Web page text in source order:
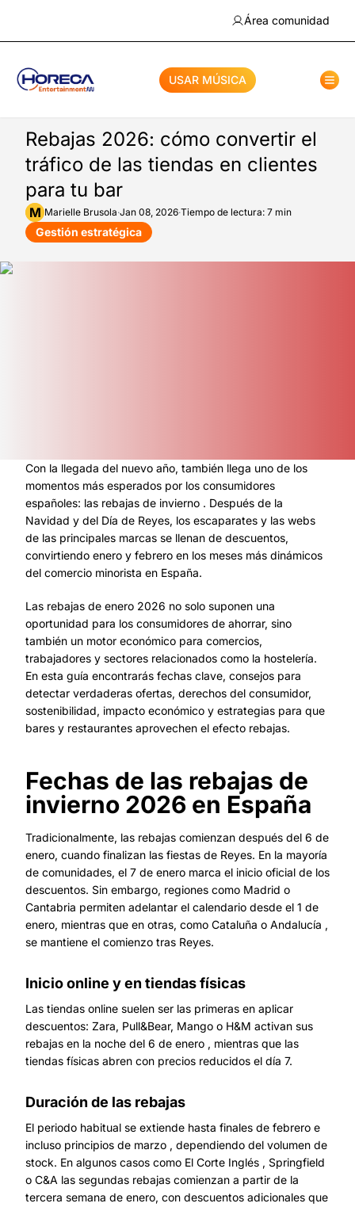
Área comunidad
USAR MÚSICA
Rebajas 2026: cómo convertir el
tráfico de las tiendas en clientes
para tu bar
M Marielle Brusola·Jan 08, 2026·Tiempo de lectura: 7 min
Gestión estratégica
Con la llegada del nuevo año, también llega uno de los
momentos más esperados por los consumidores
españoles: las rebajas de invierno . Después de la
Navidad y del Día de Reyes, los escaparates y las webs
de las principales marcas se llenan de descuentos,
convirtiendo enero y febrero en los meses más dinámicos
del comercio minorista en España.
Las rebajas de enero 2026 no solo suponen una
oportunidad para los consumidores de ahorrar, sino
también un motor económico para comercios,
trabajadores y sectores relacionados como la hostelería.
En esta guía encontrarás fechas clave, consejos para
detectar verdaderas ofertas, derechos del consumidor,
sostenibilidad, impacto económico y estrategias para que
bares y restaurantes aprovechen el efecto rebajas.
Fechas de las rebajas de
invierno 2026 en España
Tradicionalmente, las rebajas comienzan después del 6 de
enero, cuando finalizan las fiestas de Reyes. En la mayoría
de comunidades, el 7 de enero marca el inicio oficial de los
descuentos. Sin embargo, regiones como Madrid o
Cantabria permiten adelantar el calendario desde el 1 de
enero, mientras que en otras, como Cataluña o Andalucía ,
se mantiene el comienzo tras Reyes.
Inicio online y en tiendas físicas
Las tiendas online suelen ser las primeras en aplicar
descuentos: Zara, Pull&Bear, Mango o H&M activan sus
rebajas en la noche del 6 de enero , mientras que las
tiendas físicas abren con precios reducidos el día 7.
Duración de las rebajas
El periodo habitual se extiende hasta finales de febrero e
incluso principios de marzo , dependiendo del volumen de
stock. En algunos casos como El Corte Inglés , Springfield
o C&A las segundas rebajas comienzan a partir de la
tercera semana de enero, con descuentos adicionales que